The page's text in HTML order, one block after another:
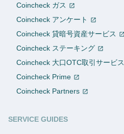
Coincheck ガス
Coincheck アンケート
Coincheck 貸暗号資産サービス
Coincheck ステーキング
Coincheck 大口OTC取引サービス
Coincheck Prime
Coincheck Partners
SERVICE GUIDES